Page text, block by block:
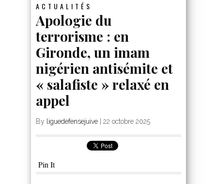
ACTUALITÉS
Apologie du
terrorisme : en
Gironde, un imam
nigérien antisémite et
« salafiste » relaxé en
appel
By liguedefensejuive 22 octobre 2025
Pin It